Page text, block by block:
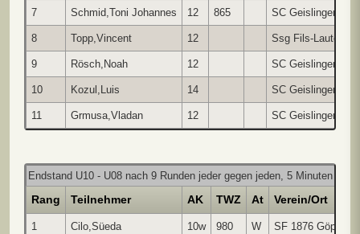
7 Schmid,Toni Johannes 12 865 SC Geislingen
8 Topp,Vincent 12 Ssg Fils-Lauter
9 Rösch,Noah 12 SC Geislingen
10 Kozul,Luis 14 SC Geislingen
11 Grmusa,Vladan 12 SC Geislingen
Endstand U10 - U08 nach 9 Runden jeder gegen jeden, 5 Minuten pro
Rang Teilnehmer AK TWZ At Verein/Ort
1 Cilo,Süeda 10w 980 W SF 1876